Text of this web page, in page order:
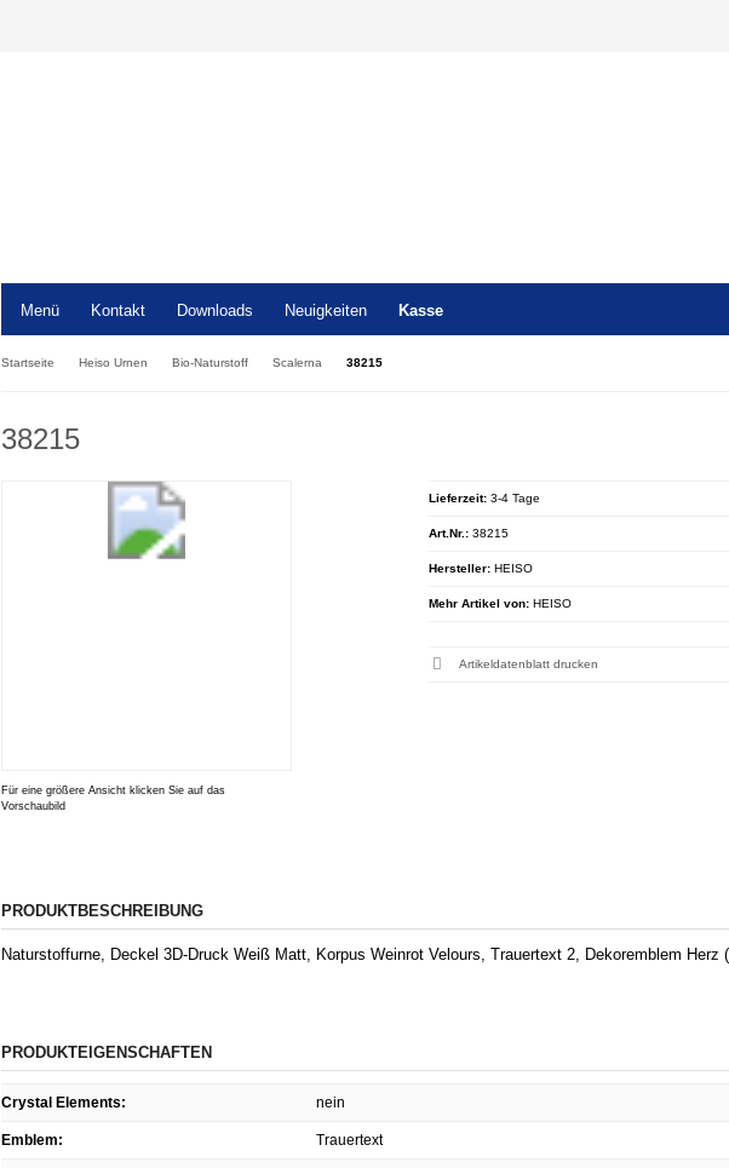
Menü Kontakt Downloads Neuigkeiten Kasse
Startseite Heiso Urnen Bio-Naturstoff Scalerna 38215
38215
Für eine größere Ansicht klicken Sie auf das
Vorschaubild
Lieferzeit: 3-4 Tage
Art.Nr.: 38215
Hersteller: HEISO
Mehr Artikel von: HEISO
Artikeldatenblatt drucken
PRODUKTBESCHREIBUNG
Naturstoffurne, Deckel 3D-Druck Weiß Matt, Korpus Weinrot Velours, Trauertext 2, Dekoremblem Herz
PRODUKTEIGENSCHAFTEN
Crystal Elements: nein
Emblem: Trauertext